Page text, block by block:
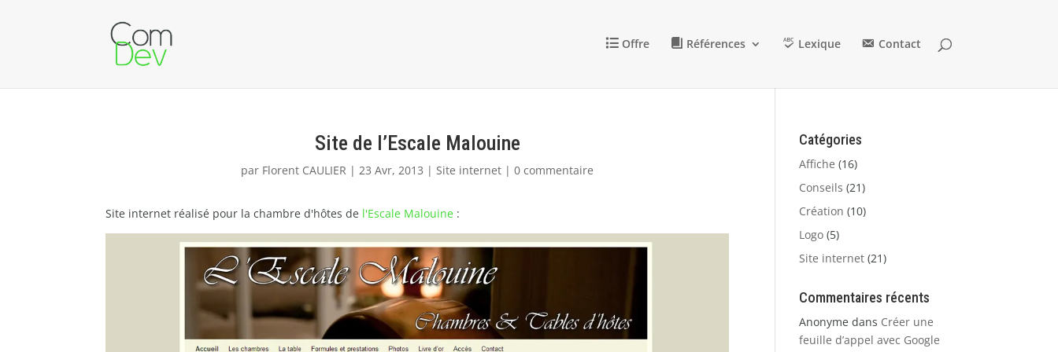
Offre Références Lexique Contact
Site de l’Escale Malouine
par Florent CAULIER 23 Avr, 2013 Site internet 0 commentaire
Site internet réalisé pour la chambre d'hôtes de l'Escale Malouine :
Catégories
Affiche (16)
Conseils (21)
Création (10)
Logo (5)
Site internet (21)
Commentaires récents
Anonyme dans Créer une
feuille d’appel avec Google